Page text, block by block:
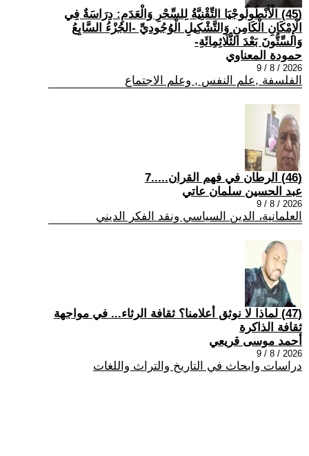
(45) الْأَنْطُولُوجْيَا التِّقْنِيَّةُ لِلسِّحْرِ وَالْعَدَمِ: دِرَاسَةٌ فِي
الْإِمْكَانِ الْكَامِنِ وَالتَّشْكِيلِ الْوُجُودِيِّ -الجُزْءُ السَّابِعُ
وَالسِّتُّونَ بَعْدَ الثَّلَاثِمِائَةِ-
حمودة المعناوي
2026 / 8 / 9
الفلسفة ,علم النفس , وعلم الاجتماع
(46) الرطان في فهم القران.....7
عبد الحسين سلمان عاتي
2026 / 8 / 9
العلمانية، الدين السياسي ونقد الفكر الديني
(47) لماذا لا نوثق أعلامنا؟ ثقافة الرثاء... في مواجهة
ثقافة الذاكرة
أحمد موسى قريعي
2026 / 8 / 9
دراسات وابحاث في التاريخ والتراث واللغات